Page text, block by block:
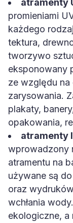
atramenty
promieniami
każdego
tektura,
tworzywo
eksponowany
ze względu
zarysowania.
plakaty,
opakowania,
atramenty
wprowadzony
atramentu na
używane są
oraz
wchłania
ekologiczne, a